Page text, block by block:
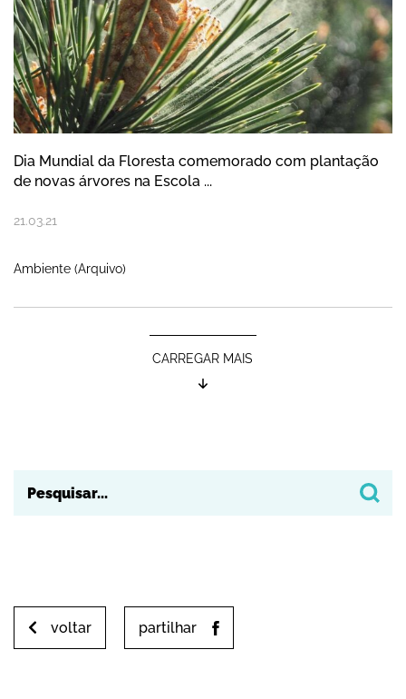
Dia Mundial da Floresta comemorado com plantação
de novas árvores na Escola ...
21.03.21
Ambiente (Arquivo)
CARREGAR MAIS
voltar partilhar